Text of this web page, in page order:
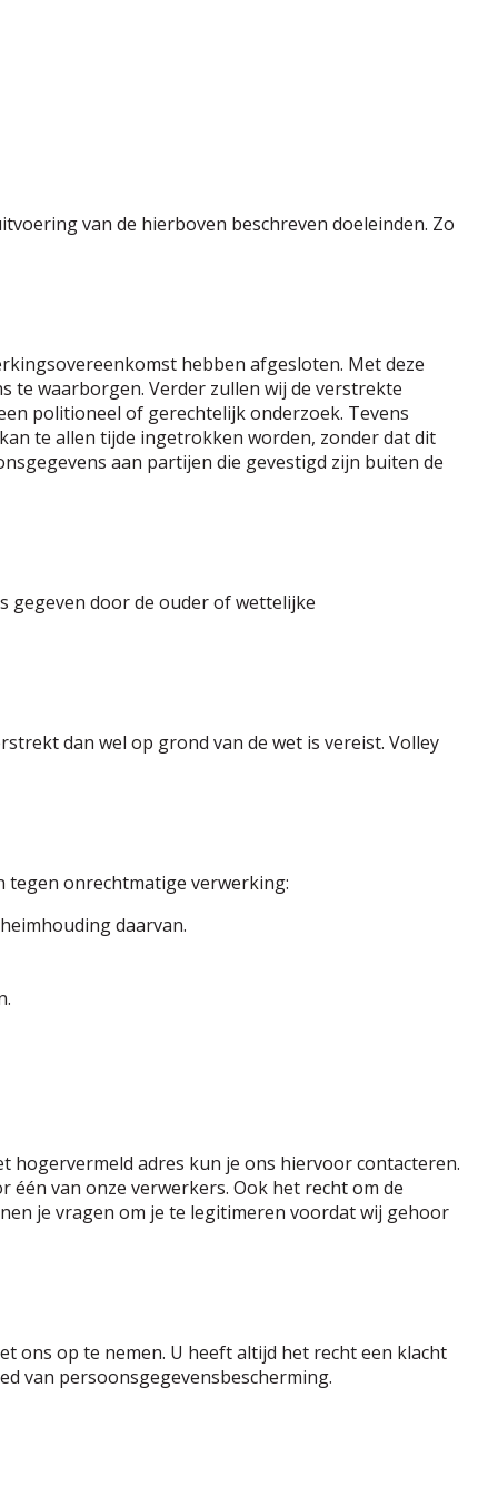
van de hierboven beschreven doeleinden. Zo
hebben afgesloten. Met deze
te waarborgen. Verder zullen wij de verstrekte
politioneel of gerechtelijk onderzoek. Tevens
te allen tijde ingetrokken worden, zonder dat dit
aan partijen die gevestigd zijn buiten de
gegeven door de ouder of wettelijke
dan wel op grond van de wet is vereist. Volley
tegen onrechtmatige verwerking:
daarvan.
hogervermeld adres kun je ons hiervoor contacteren.
van onze verwerkers. Ook het recht om de
je vragen om je te legitimeren voordat wij gehoor
ons op te nemen. U heeft altijd het recht een klacht
van persoonsgegevensbescherming.